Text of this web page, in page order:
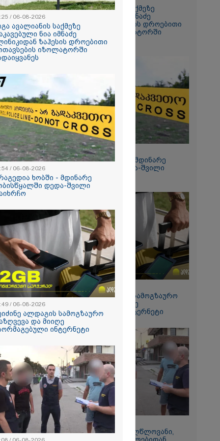
არ
- რას
გათიშვა -
ის წევრი
ნია
რომ
- კურიერის
და ჩაშლილი
შედეგად
და
25%-ით
- რას
1364.80
გიგა ავალიანის საქმეზე
დაკავებული ნია იმნაძე
კლინიკიდან ზაჰესის დროებითი
მოთავსების იზოლატორში
გადაიყვანეს
12:54 / 06-08-2026
ტრაგედია ხობში - მდინარე
ხობისწყალში დედა-შვილი
დაიხრჩო
15:49 / 06-08-2026
შეიძინე ალდაგის სამოგზაურო
დაზღვევა და მიიღე
გაორმაგებული ინტერნეტი
11:08 / 06-08-2026
"დააკავეს არასრულწლოვანი,
/ 06-08-2026
ავალიანის საქმეზე
ნია იმნაძე
ზაჰესის დროებითი
იზოლატორში
/ 06-08-2026
ხობში - მდინარე
დედა-შვილი
/ 06-08-2026
ალდაგის სამოგზაურო
და მიიღე
ინტერნეტი